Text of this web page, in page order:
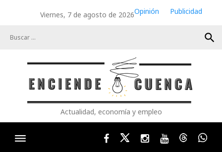
Viernes, 7 de agosto de 2026Opinión
Publicidad
search
Actualidad, economía y empleo
FacebookTwitterInstagram
YoutubeThreads